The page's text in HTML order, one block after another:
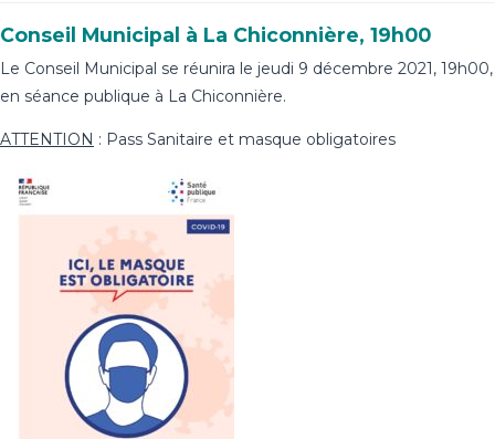
Conseil Municipal à La Chiconnière, 19h00
Le Conseil Municipal se réunira le jeudi 9 décembre 2021, 19h00,
en séance publique à La Chiconnière.
ATTENTION : Pass Sanitaire et masque obligatoires